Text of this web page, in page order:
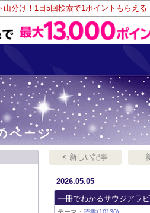
山分け！1日5回検索で1ポイントもらえる
ページ
< 新しい記事
2026.05.05
一冊でわかるサウジアラ